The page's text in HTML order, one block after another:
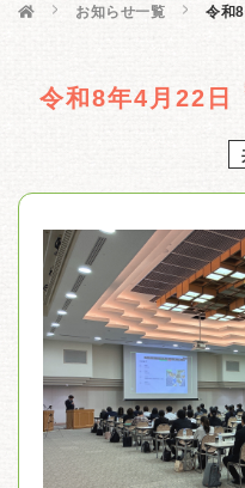
 お知らせ一覧 令和
令和8年4月22